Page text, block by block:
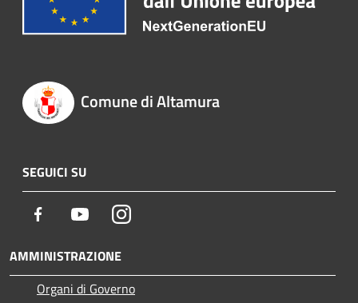
Comune di Altamura
SEGUICI SU
Facebook YoutubeInstagram
AMMINISTRAZIONE
Organi di Governo